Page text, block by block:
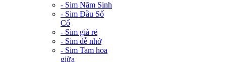
- Sim Năm Sinh
- Sim Đầu Số
Cổ
- Sim giá rẻ
- Sim dễ nhớ
- Sim Tam hoa
giữa